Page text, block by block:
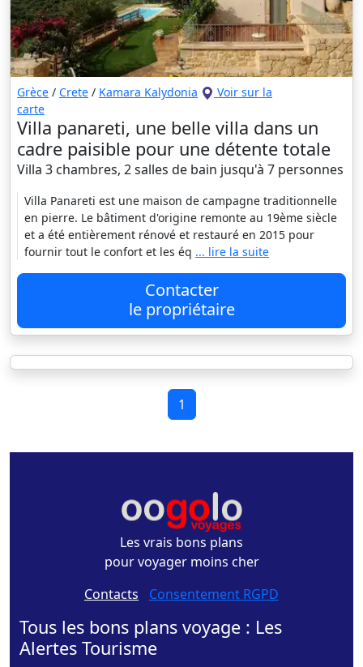
Grèce / Crete / Kamara Kalydonia
Voir sur la
carte
Villa panareti, une belle villa dans un
cadre paisible pour une détente totale
Villa 3 chambres, 2 salles de bain jusqu'à 7 personnes
Villa Panareti est une maison de campagne traditionnelle
en pierre. Le bâtiment d'origine remonte au 19ème siècle
et a été entièrement rénové et restauré en 2015 pour
fournir tout le confort et les éq ... lire la suite
Contacter
le propriétaire
1
Les vrais bons plans
pour voyager moins cher
Contacts - Consentement RGPD
Tous les bons plans voyage : Les
Alertes Tourisme